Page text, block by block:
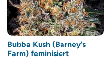
Bubba Kush (Barney's
Farm) feminisiert